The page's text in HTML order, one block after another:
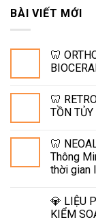
BÀI VIẾT MỚI
🦷
🦷
TỒN
🦷
Thông
thời gian
💎 LIỆU
KIỂM